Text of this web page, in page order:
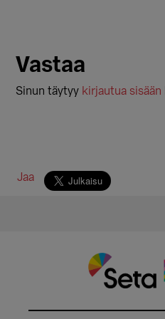
Vastaa
Sinun täytyy kirjautua sisään
Jaa